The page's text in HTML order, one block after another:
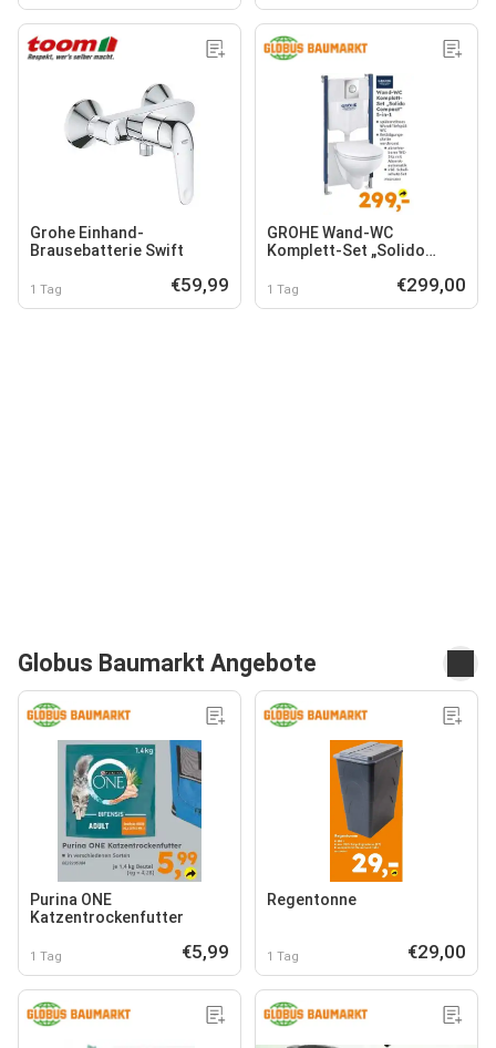
Grohe Einhand-
Brausebatterie Swift
1 Tag €59,99
GROHE Wand-WC
Komplett-Set „Solido
1 Tag €299,00
Globus Baumarkt Angebote
Purina ONE
Katzentrockenfutter
1 Tag €5,99
Regentonne
1 Tag €29,00